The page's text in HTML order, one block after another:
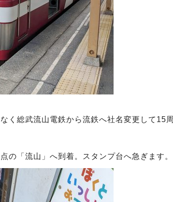
く総武流山電鉄から流鉄へ社名変更して15周
の「流山」へ到着。スタンプ台へ急ぎます。